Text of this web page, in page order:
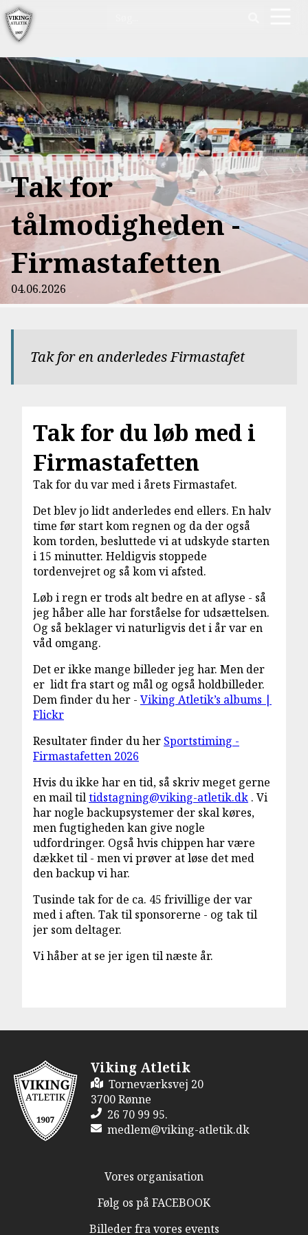
Tak for
tålmodigheden -
Firmastafetten
04.06.2026
Tak for en anderledes Firmastafet
Tak for du løb med i
Firmastafetten
Tak for du var med i årets Firmastafet.
Det blev jo lidt anderledes end ellers. En halv
time før start kom regnen og da der også
kom torden, besluttede vi at udskyde starten
i 15 minutter. Heldigvis stoppede
tordenvejret og så kom vi afsted.
Løb i regn er trods alt bedre en at aflyse - så
jeg håber alle har forståelse for udsættelsen.
Og så beklager vi naturligvis det i år var en
våd omgang.
Det er ikke mange billeder jeg har. Men der
er lidt fra start og mål og også holdbilleder.
Dem finder du her - Viking Atletik’s albums |
Flickr
Resultater finder du her Sportstiming -
Firmastafetten 2026
Hvis du ikke har en tid, så skriv meget gerne
en mail tiltidstagning@viking-atletik.dk . Vi
har nogle backupsystemer der skal køres,
men fugtigheden kan give nogle
udfordringer. Også hvis chippen har være
dækket til - men vi prøver at løse det med
den backup vi har.
Tusinde tak for de ca. 45 frivillige der var
med i aften. Tak til sponsorerne - og tak til
jer som deltager.
Vi håber at se jer igen til næste år.
Viking Atletik
Torneværksvej 20
3700 Rønne
26 70 99 95.
medlem@viking-atletik.dk
Vores organisation
Følg os på FACEBOOK
Billeder fra vores events